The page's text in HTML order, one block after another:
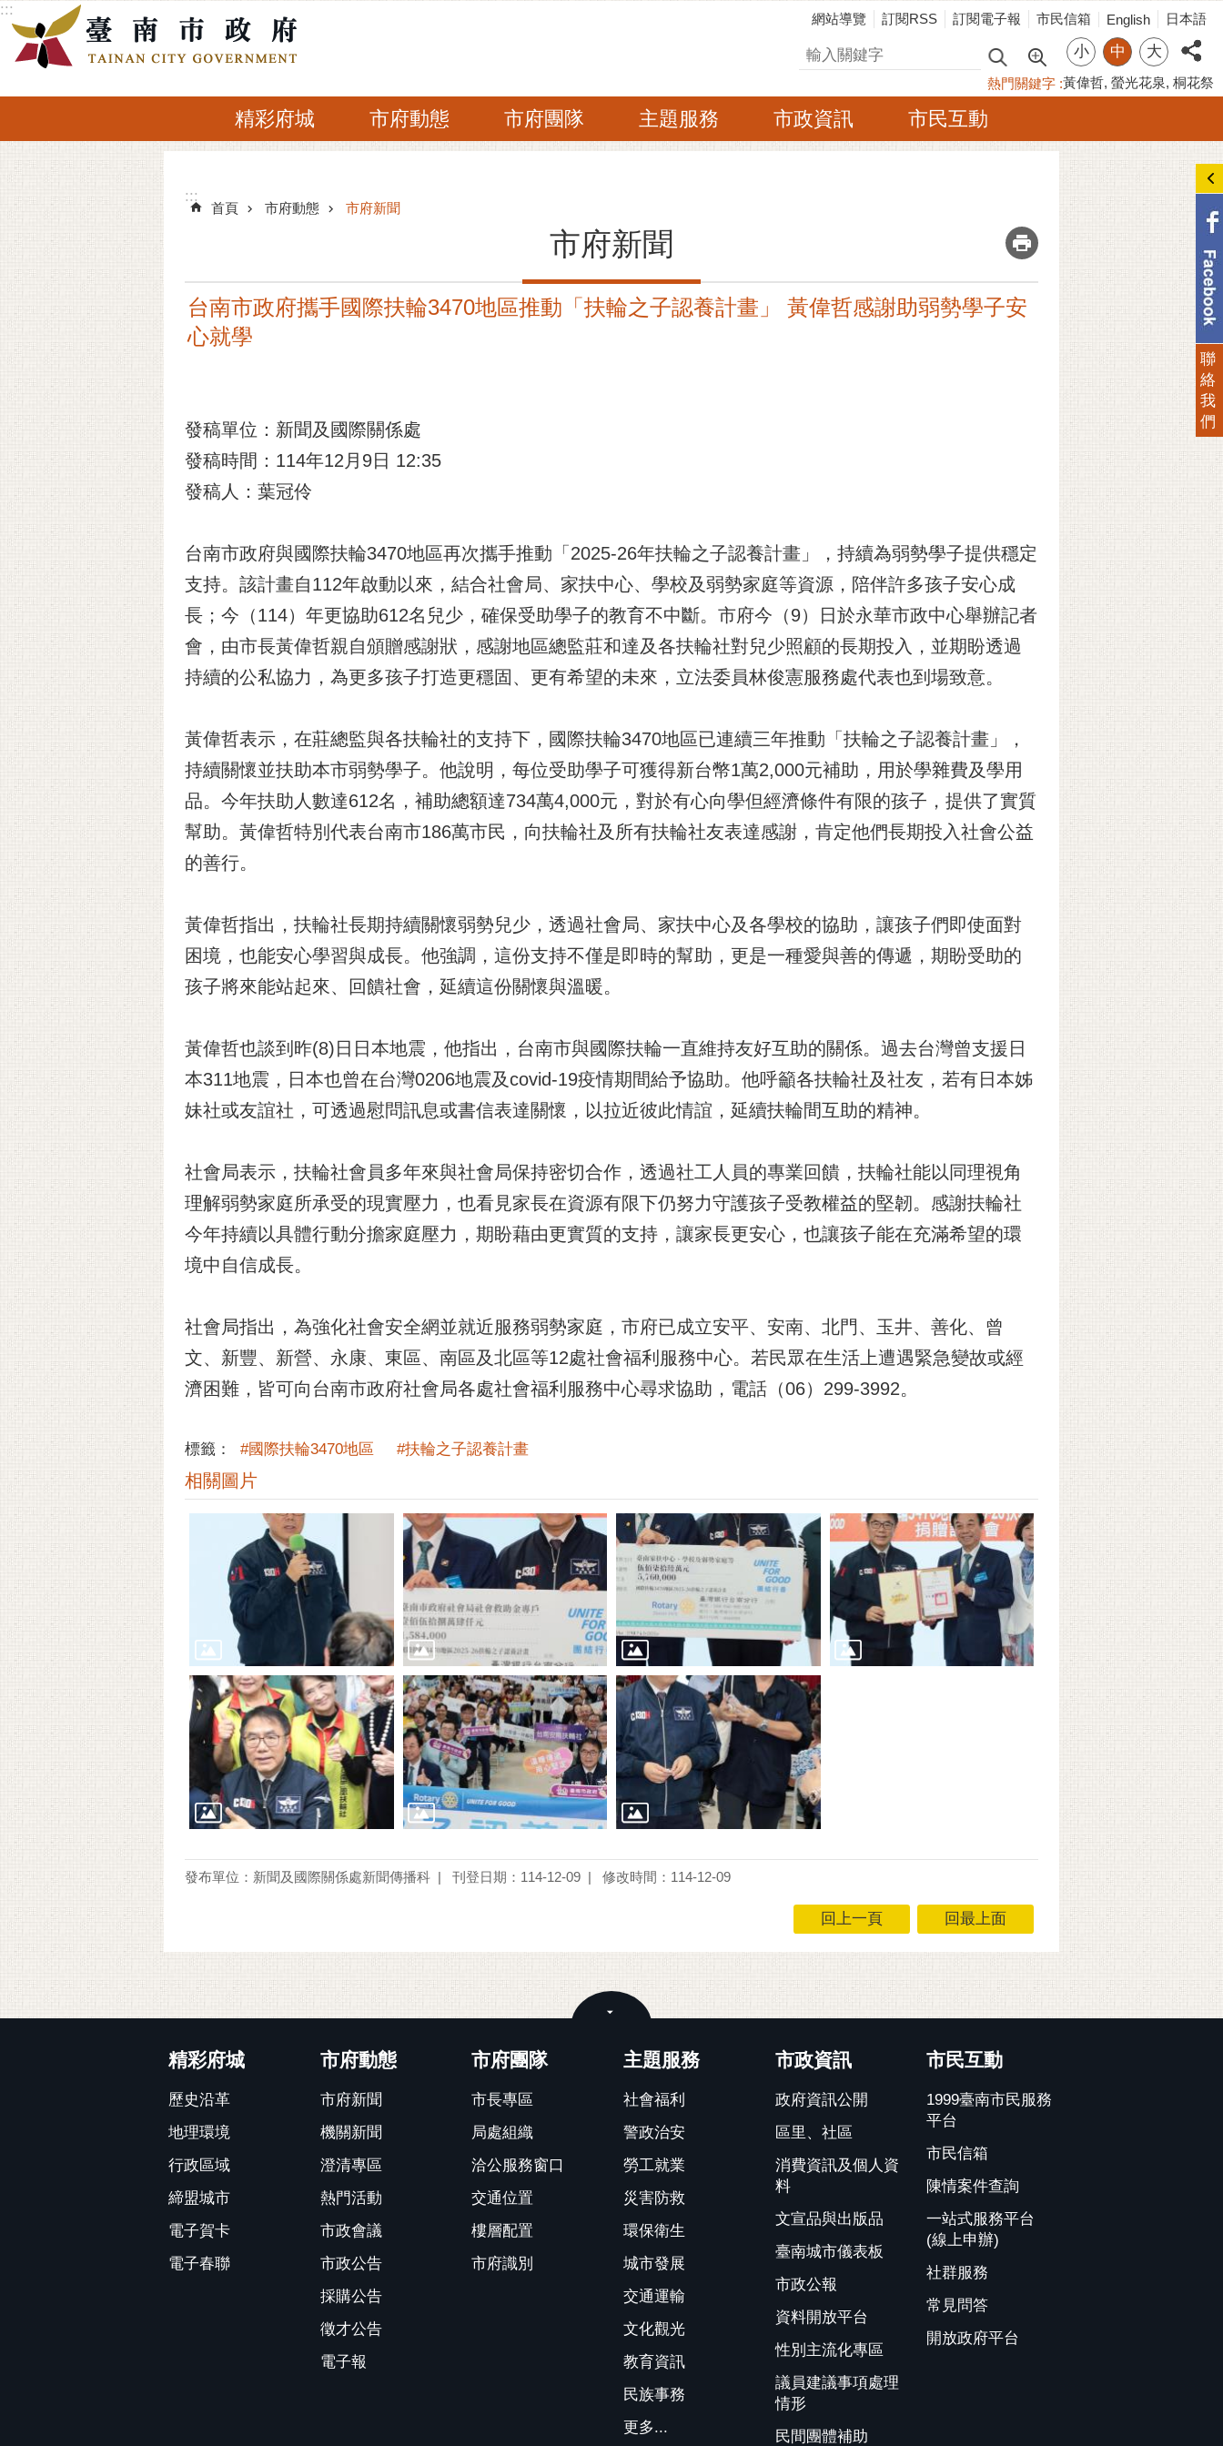
跳到主要內容區塊
:::
網站導覽 訂閱RSS 訂閱電子報 市民信箱 English 日本語
搜尋 小 中 大
熱門關鍵字 黃偉哲 螢光花泉 桐花祭
精彩府城 市府動態 市府團隊 主題服務 市政資訊 市民互動
:::
:::
首頁 市府動態 市府新聞
市府新聞 _
台南市政府攜手國際扶輪3470地區推動「扶輪之子認養計畫」 黃偉哲感謝助弱勢學子安
心就學
發稿單位：新聞及國際關係處
發稿時間：114年12月9日 12:35
發稿人：葉冠伶
台南市政府與國際扶輪3470地區再次攜手推動「2025-26年扶輪之子認養計畫」，持續為弱勢學子提供穩定
支持。該計畫自112年啟動以來，結合社會局、家扶中心、學校及弱勢家庭等資源，陪伴許多孩子安心成
長；今（114）年更協助612名兒少，確保受助學子的教育不中斷。市府今（9）日於永華市政中心舉辦記者
會，由市長黃偉哲親自頒贈感謝狀，感謝地區總監莊和達及各扶輪社對兒少照顧的長期投入，並期盼透過
持續的公私協力，為更多孩子打造更穩固、更有希望的未來，立法委員林俊憲服務處代表也到場致意。
黃偉哲表示，在莊總監與各扶輪社的支持下，國際扶輪3470地區已連續三年推動「扶輪之子認養計畫」，
持續關懷並扶助本市弱勢學子。他說明，每位受助學子可獲得新台幣1萬2,000元補助，用於學雜費及學用
品。今年扶助人數達612名，補助總額達734萬4,000元，對於有心向學但經濟條件有限的孩子，提供了實質
幫助。黃偉哲特別代表台南市186萬市民，向扶輪社及所有扶輪社友表達感謝，肯定他們長期投入社會公益
的善行。
黃偉哲指出，扶輪社長期持續關懷弱勢兒少，透過社會局、家扶中心及各學校的協助，讓孩子們即使面對
困境，也能安心學習與成長。他強調，這份支持不僅是即時的幫助，更是一種愛與善的傳遞，期盼受助的
孩子將來能站起來、回饋社會，延續這份關懷與溫暖。
黃偉哲也談到昨(8)日日本地震，他指出，台南市與國際扶輪一直維持友好互助的關係。過去台灣曾支援日
本311地震，日本也曾在台灣0206地震及covid-19疫情期間給予協助。他呼籲各扶輪社及社友，若有日本姊
妹社或友誼社，可透過慰問訊息或書信表達關懷，以拉近彼此情誼，延續扶輪間互助的精神。
社會局表示，扶輪社會員多年來與社會局保持密切合作，透過社工人員的專業回饋，扶輪社能以同理視角
理解弱勢家庭所承受的現實壓力，也看見家長在資源有限下仍努力守護孩子受教權益的堅韌。感謝扶輪社
今年持續以具體行動分擔家庭壓力，期盼藉由更實質的支持，讓家長更安心，也讓孩子能在充滿希望的環
境中自信成長。
社會局指出，為強化社會安全網並就近服務弱勢家庭，市府已成立安平、安南、北門、玉井、善化、曾
文、新豐、新營、永康、東區、南區及北區等12處社會福利服務中心。若民眾在生活上遭遇緊急變故或經
濟困難，皆可向台南市政府社會局各處社會福利服務中心尋求協助，電話（06）299-3992。
標籤： #國際扶輪3470地區 #扶輪之子認養計畫
相關圖片
發布單位：新聞及國際關係處新聞傳播科 刊登日期：114-12-09 修改時間：114-12-09
回上一頁 回最上面
精彩府城
歷史沿革
地理環境
行政區域
締盟城市
電子賀卡
電子春聯
市府動態
市府新聞
機關新聞
澄清專區
熱門活動
市政會議
市政公告
採購公告
徵才公告
電子報
市府團隊
市長專區
局處組織
洽公服務窗口
交通位置
樓層配置
市府識別
主題服務
社會福利
警政治安
勞工就業
災害防救
環保衛生
城市發展
交通運輸
文化觀光
教育資訊
民族事務
更多...
市政資訊
政府資訊公開
區里、社區
消費資訊及個人資
料
文宣品與出版品
臺南城市儀表板
市政公報
資料開放平台
性別主流化專區
議員建議事項處理
情形
民間團體補助
市民互動
1999臺南市民服務
平台
市民信箱
陳情案件查詢
一站式服務平台
(線上申辦)
社群服務
常見問答
開放政府平台
聯
絡
我
們